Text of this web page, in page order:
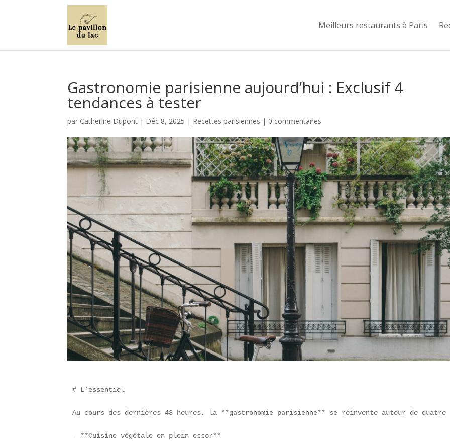
Meilleurs restaurants à Paris
Gastronomie parisienne aujourd’hui : Exclusif 4
tendances à tester
par Catherine Dupont | Déc 8, 2025 | Recettes parisiennes | 0 commentaires
# L’essentiel
Au cours des dernières 48 heures, la **gastronomie parisienne** se réinvente autour de quatre
- **Cuisine végétale en plein essor**